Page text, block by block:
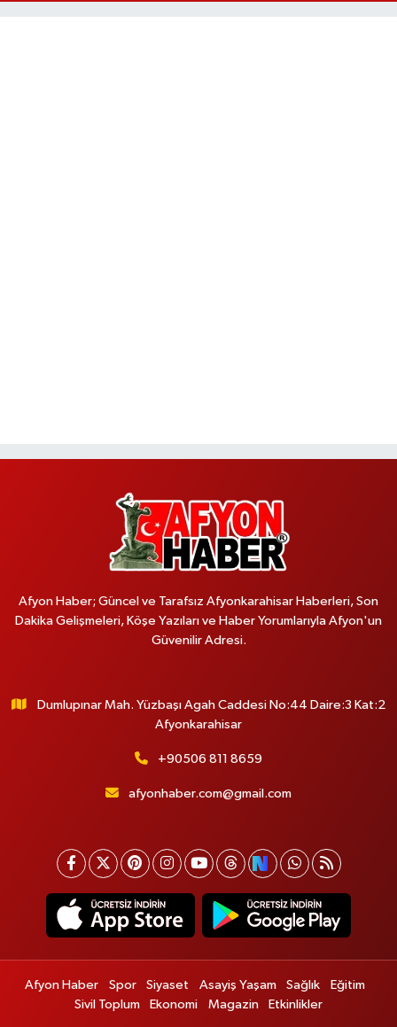
Afyon Haber; Güncel ve Tarafsız Afyonkarahisar Haberleri, Son
Dakika Gelişmeleri, Köşe Yazıları ve Haber Yorumlarıyla Afyon'un
Güvenilir Adresi.
Dumlupınar Mah. Yüzbaşı Agah Caddesi No:44 Daire:3 Kat:2
Afyonkarahisar
+90506 811 8659
afyonhaber.com@gmail.com
Afyon Haber Spor Siyaset Asayiş Yaşam Sağlık
Eğitim
Sivil Toplum
Ekonomi Magazin Etkinlikler